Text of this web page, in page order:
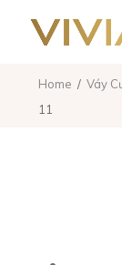
Home Váy
11